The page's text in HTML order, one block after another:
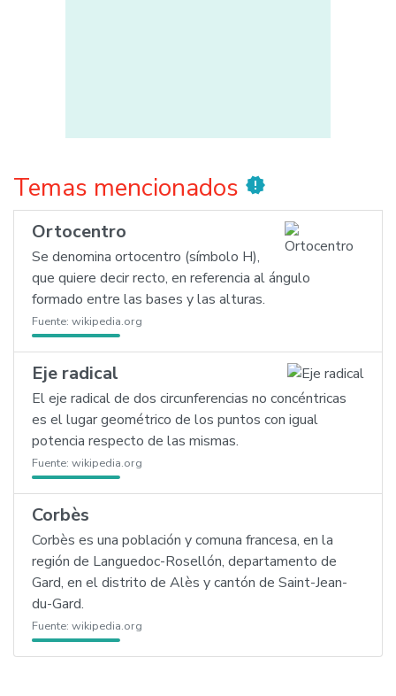
Temas mencionados new_releases
Ortocentro
Se denomina ortocentro (símbolo H),
que quiere decir recto, en referencia al ángulo
formado entre las bases y las alturas.
Fuente: wikipedia.org
Eje radical
El eje radical de dos circunferencias no concéntricas
es el lugar geométrico de los puntos con igual
potencia respecto de las mismas.
Fuente: wikipedia.org
Corbès
Corbès es una población y comuna francesa, en la
región de Languedoc-Rosellón, departamento de
Gard, en el distrito de Alès y cantón de Saint-Jean-
du-Gard.
Fuente: wikipedia.org